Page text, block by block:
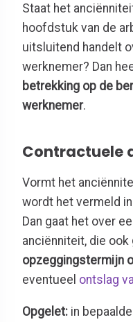
Staat het
hoofdstuk van de
uitsluitend handelt
werknemer? Dan
betrekking op de
werknemer.
Contractuele
Vormt het
wordt het vermeld
Dan gaat het over
anciënniteit, die ook
opzeggingstermijn
eventueel ontslag
Opgelet: in